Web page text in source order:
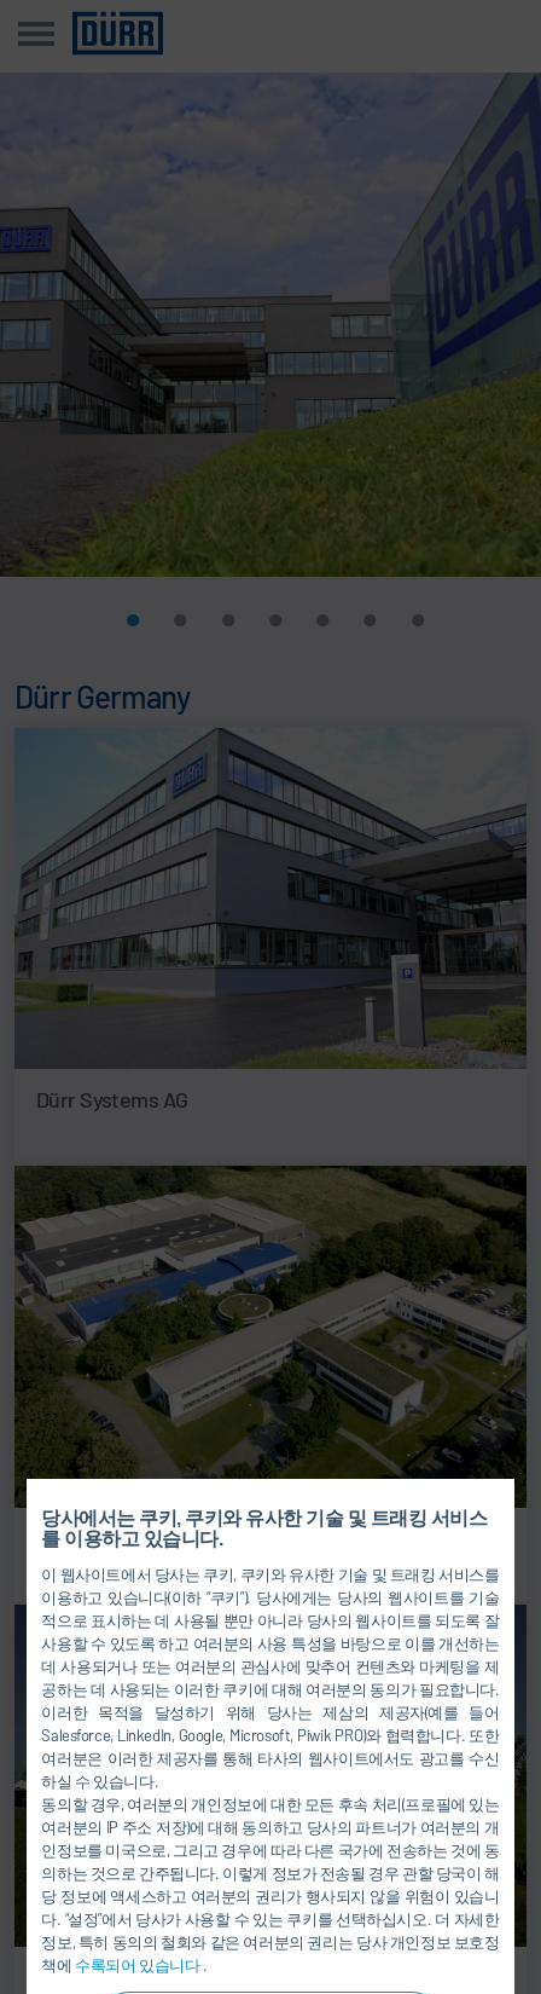
당사에서는 쿠키, 쿠키와 유사한 기술 및 트래킹 서비스
를 이용하고 있습니다.
이 웹사이트에서 당사는 쿠키, 쿠키와 유사한 기술 및 트래킹 서비스를
이용하고 있습니다(이하 “쿠키”). 당사에게는 당사의 웹사이트를 기술
적으로 표시하는 데 사용될 뿐만 아니라 당사의 웹사이트를 되도록 잘
사용할 수 있도록 하고 여러분의 사용 특성을 바탕으로 이를 개선하는
데 사용되거나 또는 여러분의 관심사에 맞추어 컨텐츠와 마케팅을 제
공하는 데 사용되는 이러한 쿠키에 대해 여러분의 동의가 필요합니다.
이러한 목적을 달성하기 위해 당사는 제삼의 제공자(예를 들어
Salesforce, LinkedIn, Google, Microsoft, Piwik PRO)와 협력합니다. 또한
여러분은 이러한 제공자를 통해 타사의 웹사이트에서도 광고를 수신
하실 수 있습니다.
동의할 경우, 여러분의 개인정보에 대한 모든 후속 처리(프로필에 있는
여러분의 IP 주소 저장)에 대해 동의하고 당사의 파트너가 여러분의 개
인정보를 미국으로, 그리고 경우에 따라 다른 국가에 전송하는 것에 동
의하는 것으로 간주됩니다. 이렇게 정보가 전송될 경우 관할 당국이 해
당 정보에 액세스하고 여러분의 권리가 행사되지 않을 위험이 있습니
다. “설정”에서 당사가 사용할 수 있는 쿠키를 선택하십시오. 더 자세한
정보, 특히 동의의 철회와 같은 여러분의 권리는 당사 개인정보 보호정
책에 수록되어 있습니다.
Dürr Germany
Dürr Systems AG
Dürr Assembly Products GmbH
Dürr Somac GmbH